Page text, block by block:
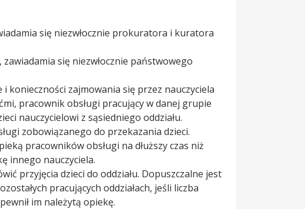
się niezwłocznie prokuratora i kuratora
się niezwłocznie państwowego
zajmowania się przez nauczyciela
pracownik obsługi pracujący w danej grupie
nauczycielowi z sąsiedniego oddziału.
zobowiązanego do przekazania dzieci.
pracowników obsługi na dłuższy czas niż
innego nauczyciela.
przyjęcia dzieci do oddziału. Dopuszczalne jest
pracujących oddziałach, jeśli liczba
im należytą opiekę.